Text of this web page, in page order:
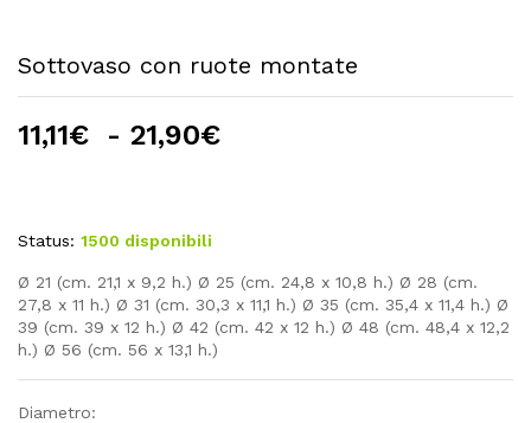
Sottovaso con ruote montate
11,11€ - 21,90€
a
21,90€
Status: 1500 disponibili
Ø 21 (cm. 21,1 x 9,2 h.) Ø 25 (cm. 24,8 x 10,8 h.) Ø 28 (cm.
27,8 x 11 h.) Ø 31 (cm. 30,3 x 11,1 h.) Ø 35 (cm. 35,4 x 11,4 h.) Ø
39 (cm. 39 x 12 h.) Ø 42 (cm. 42 x 12 h.) Ø 48 (cm. 48,4 x 12,2
h.) Ø 56 (cm. 56 x 13,1 h.)
Diametro: